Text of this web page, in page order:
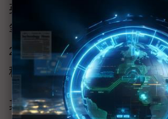
英特爾近期也同步拉高產能與
等先進製程良率改善，產能將
2026年資本支出，聚焦EUV設
程擴產。
其中，18A與14A進展，已成